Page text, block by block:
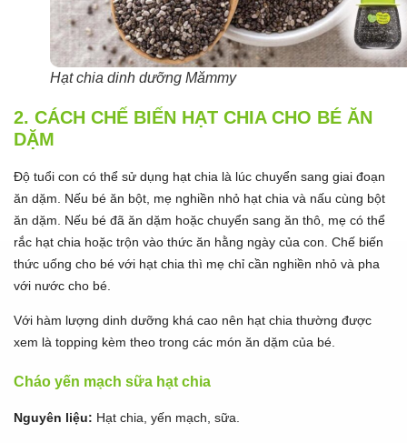
Hạt chia dinh dưỡng Mămmy
2. CÁCH CHẾ BIẾN HẠT CHIA CHO BÉ ĂN
DẶM
Độ tuổi con có thể sử dụng hạt chia là lúc chuyển sang giai đoạn
ăn dặm. Nếu bé ăn bột, mẹ nghiền nhỏ hạt chia và nấu cùng bột
ăn dặm. Nếu bé đã ăn dặm hoặc chuyển sang ăn thô, mẹ có thể
rắc hạt chia hoặc trộn vào thức ăn hằng ngày của con. Chế biến
thức uống cho bé với hạt chia thì mẹ chỉ cần nghiền nhỏ và pha
với nước cho bé.
Với hàm lượng dinh dưỡng khá cao nên hạt chia thường được
xem là topping kèm theo trong các món ăn dặm của bé.
Cháo yến mạch sữa hạt chia
Nguyên liệu: Hạt chia, yến mạch, sữa.